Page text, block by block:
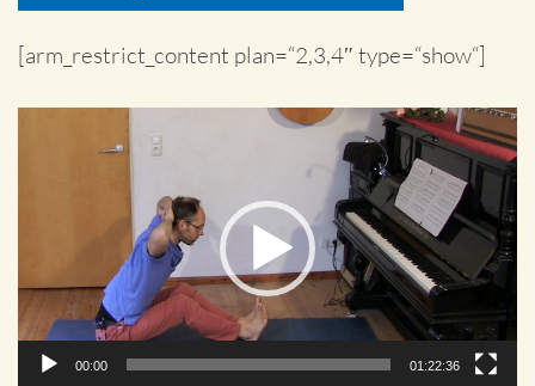
[arm_restrict_content plan=“2,3,4″ type=“show“]
00:00 01:22:36